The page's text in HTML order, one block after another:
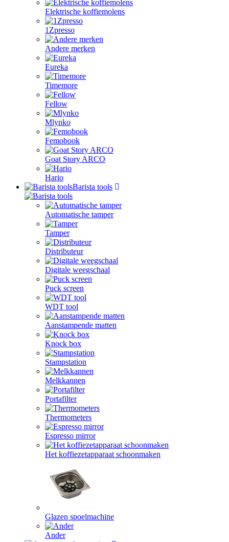
Elektrische koffiemolens
1Zpresso
Andere merken
Eureka
Timemore
Fellow
Mlynko
Femobook
Goat Story ARCO
Hario
Barista tools
Automatische tamper
Tamper
Distributeur
Digitale weegschaal
Puck screen
WDT tool
Aanstampende matten
Knock box
Stampstation
Melkkannen
Portafilter
Thermometers
Espresso mirror
Het koffiezetapparaat schoonmaken
Glazen spoelmachine
Ander